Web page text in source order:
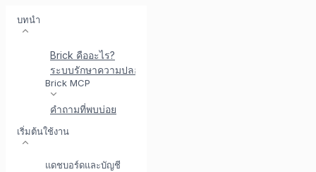
บทนำ
Brick คืออะไร?
ระบบรักษาความปลอดภัยที่ Brick
Brick MCP
คำถามที่พบบ่อย
เริ่มต้นใช้งาน
แดชบอร์ดและบัญชี